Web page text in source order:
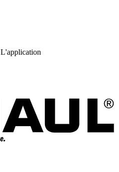
L'application